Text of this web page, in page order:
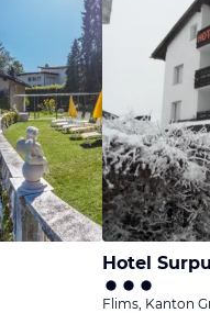
Hotel
Flims, Kanton